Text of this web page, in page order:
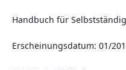
Handbuch für
Erscheinungsdatum: 01/